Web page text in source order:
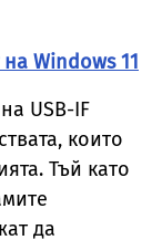
Windows 11
USB-IF
които
Тъй като
да